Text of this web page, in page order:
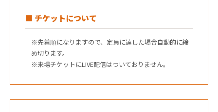
■ チケットについて
※先着順になりますので、定員に達した場合自動的に締
め切ります。
※来場チケットにLIVE配信はついておりません。